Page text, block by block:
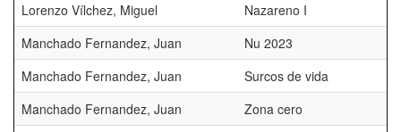
Lorenzo Vílchez, Miguel
Nazareno I
Manchado Fernandez, Juan
Nu 2023
Manchado Fernandez, Juan
Surcos de vida
Manchado Fernandez, Juan
Zona cero